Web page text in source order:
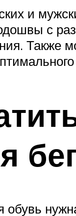
и
с
Также
обувь